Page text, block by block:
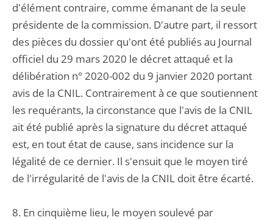
d'élément contraire, comme émanant de la seule
présidente de la commission. D'autre part, il ressort
des pièces du dossier qu'ont été publiés au Journal
officiel du 29 mars 2020 le décret attaqué et la
délibération n° 2020-002 du 9 janvier 2020 portant
avis de la CNIL. Contrairement à ce que soutiennent
les requérants, la circonstance que l'avis de la CNIL
ait été publié après la signature du décret attaqué
est, en tout état de cause, sans incidence sur la
légalité de ce dernier. Il s'ensuit que le moyen tiré
de l'irrégularité de l'avis de la CNIL doit être écarté.
8. En cinquième lieu, le moyen soulevé par